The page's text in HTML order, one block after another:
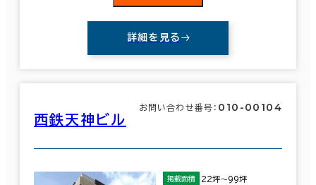
詳細を見る
西鉄天神ビル
お問い合わせ番号： 010-00104
掲載面積 22坪～99坪
大分県 (68)
3か月以内